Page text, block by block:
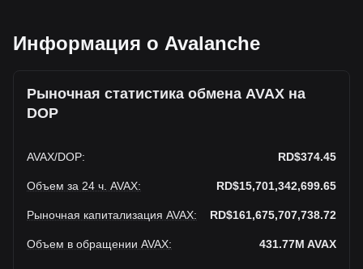
Информация о Avalanche
Рыночная статистика обмена AVAX на
DOP
AVAX/DOP: RD$374.45
Объем за 24 ч. AVAX: RD$15,701,342,699.65
Рыночная капитализация AVAX: RD$161,675,707,738.72
Объем в обращении AVAX: 431.77M AVAX